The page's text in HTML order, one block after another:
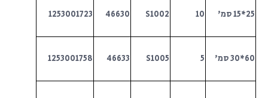
25*15 סמ' 10
S1002
46630
1253001723
60*30 סמ' 5
S1005
46633
1253001758